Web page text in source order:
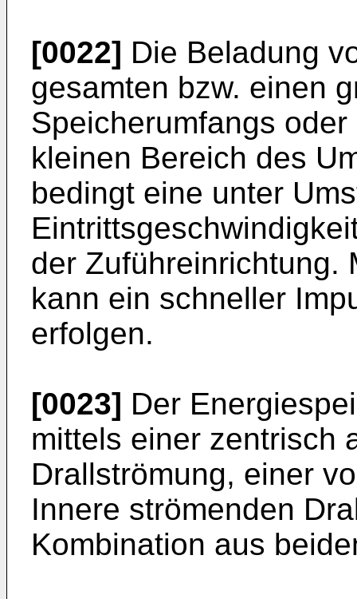
[0022] Die Beladung
gesamten bzw. einen
Speicherumfangs
kleinen Bereich des
bedingt eine unter
der Zuführeinrichtung.
kann ein schneller
erfolgen.
[0023] Der
mittels einer zentrisch
Drallströmung, einer
Innere strömenden
Kombination aus